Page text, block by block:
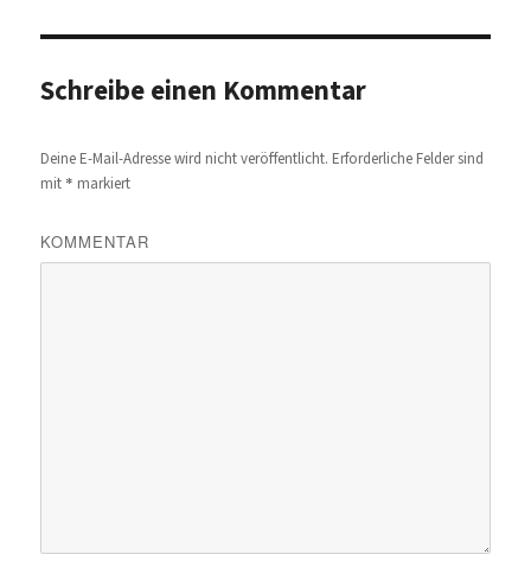
Schreibe einen Kommentar
Deine E-Mail-Adresse wird nicht veröffentlicht. Erforderliche Felder sind
mit * markiert
KOMMENTAR